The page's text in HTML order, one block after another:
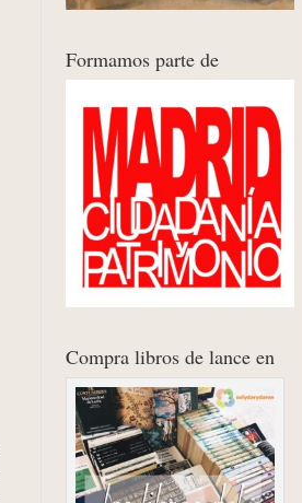
Formamos parte de
Compra libros de lance en